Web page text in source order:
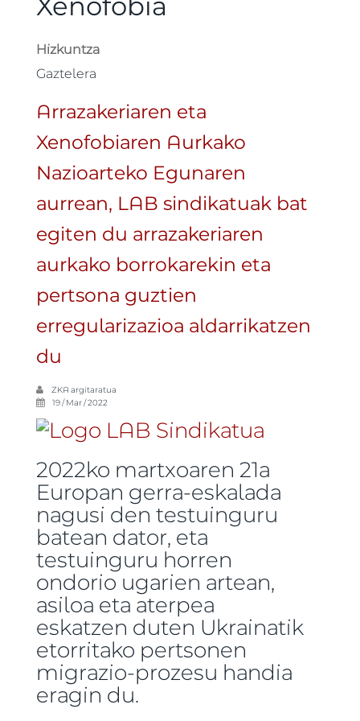
Xenofobia
Hizkuntza
Gaztelera
Arrazakeriaren eta
Xenofobiaren Aurkako
Nazioarteko Egunaren
aurrean, LAB sindikatuak bat
egiten du arrazakeriaren
aurkako borrokarekin eta
pertsona guztien
erregularizazioa aldarrikatzen
du
ZKA argitaratua
19 / Mar / 2022
2022ko martxoaren 21a
Europan gerra-eskalada
nagusi den testuinguru
batean dator, eta
testuinguru horren
ondorio ugarien artean,
asiloa eta aterpea
eskatzen duten Ukrainatik
etorritako pertsonen
migrazio-prozesu handia
eragin du.